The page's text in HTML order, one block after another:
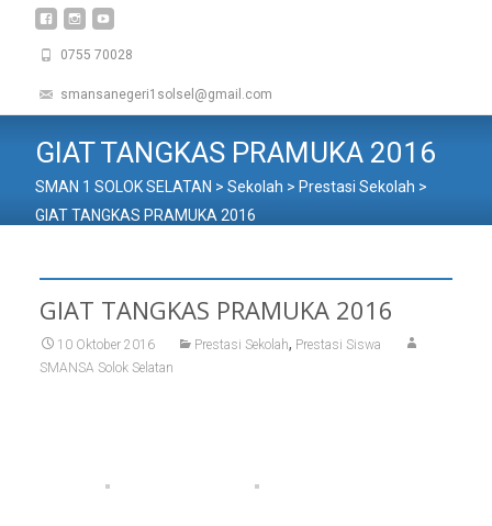
0755 70028
smansanegeri1solsel@gmail.com
GIAT TANGKAS PRAMUKA 2016
SMAN 1 SOLOK SELATAN > Sekolah > Prestasi Sekolah >
GIAT TANGKAS PRAMUKA 2016
GIAT TANGKAS PRAMUKA 2016
10 Oktober 2016 Prestasi Sekolah, Prestasi Siswa
SMANSA Solok Selatan